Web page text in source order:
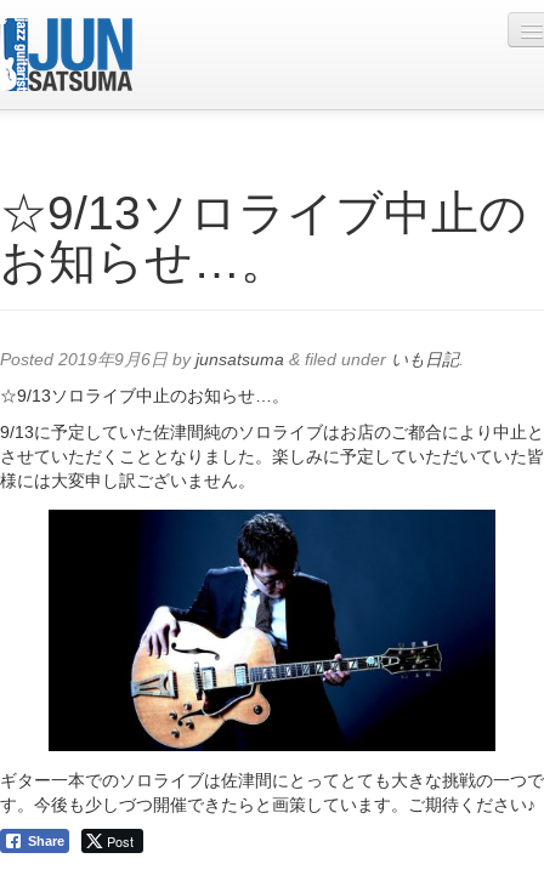
Live Schedule
Discography
Contact
YouTube
Online Lesson
☆9/13ソロライブ中止の
お知らせ…。
Posted 2019年9月6日 byjunsatsuma & filed under いも日記.
☆9/13ソロライブ中止のお知らせ…。
9/13に予定していた佐津間純のソロライブはお店のご都合により中止と
させていただくこととなりました。楽しみに予定していただいていた皆
様には大変申し訳ございません。
ギター一本でのソロライブは佐津間にとってとても大きな挑戦の一つで
す。今後も少しづつ開催できたらと画策しています。ご期待ください♪
Share Post